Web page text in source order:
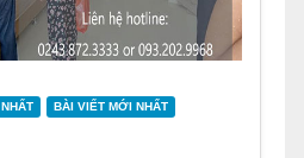
BÀI VIẾT MỚI NHẤT